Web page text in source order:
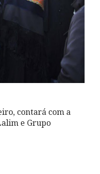
contará com a
e Grupo